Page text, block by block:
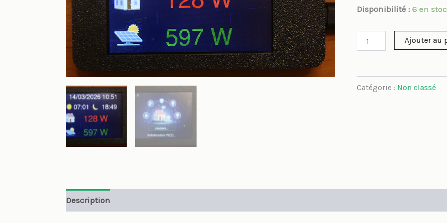
notation
Disponibilité : 6 en
Ajouter au
Catégorie : Non classé
Description